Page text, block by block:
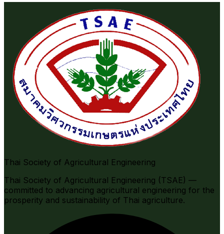
Thai Society of Agricultural Engineering
Thai Society of Agricultural Engineering (TSAE) —
committed to advancing agricultural engineering for the
prosperity and sustainability of Thai agriculture.